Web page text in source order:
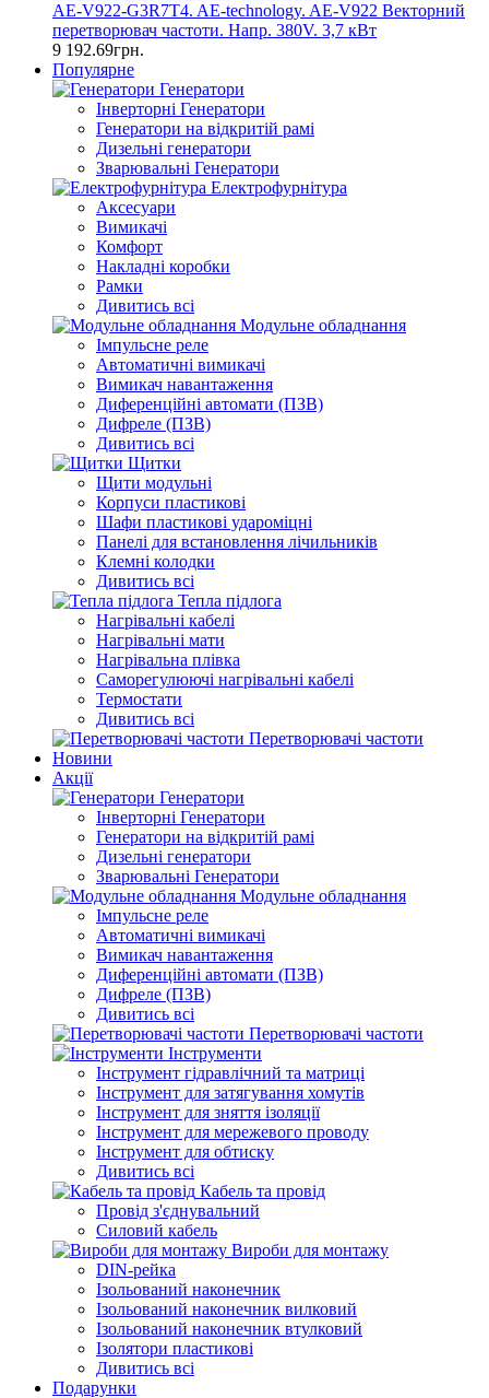
AE-V922-G3R7T4. AE-technology. AE-V922 Векторний
перетворювач частоти. Напр. 380V. 3,7 кВт
9 192.69грн.
Популярне
Генератори
Інверторні Генератори
Генератори на відкритій рамі
Дизельні генератори
Зварювальні Генератори
Електрофурнітура
Аксесуари
Вимикачі
Комфорт
Накладні коробки
Рамки
Дивитись всі
Модульне обладнання
Імпульсне реле
Автоматичні вимикачі
Вимикач навантаження
Диференційні автомати (ПЗВ)
Дифреле (ПЗВ)
Дивитись всі
Щитки
Щити модульні
Корпуси пластикові
Шафи пластикові удароміцні
Панелі для встановлення лічильників
Клемні колодки
Дивитись всі
Тепла підлога
Нагрівальні кабелі
Нагрівальні мати
Нагрівальна плівка
Саморегулюючі нагрівальні кабелі
Термостати
Дивитись всі
Перетворювачі частоти
Новини
Акції
Генератори
Інверторні Генератори
Генератори на відкритій рамі
Дизельні генератори
Зварювальні Генератори
Модульне обладнання
Імпульсне реле
Автоматичні вимикачі
Вимикач навантаження
Диференційні автомати (ПЗВ)
Дифреле (ПЗВ)
Дивитись всі
Перетворювачі частоти
Інструменти
Інструмент гідравлічний та матриці
Інструмент для затягування хомутів
Інструмент для зняття ізоляції
Інструмент для мережевого проводу
Інструмент для обтиску
Дивитись всі
Кабель та провід
Провід з'єднувальний
Силовий кабель
Вироби для монтажу
DIN-рейка
Ізольований наконечник
Ізольований наконечник вилковий
Ізольований наконечник втулковий
Ізолятори пластикові
Дивитись всі
Подарунки